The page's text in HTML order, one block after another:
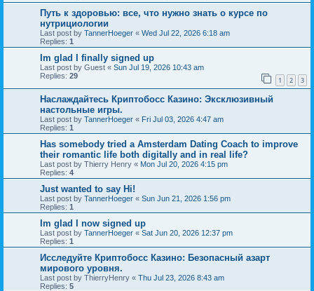
Путь к здоровью: все, что нужно знать о курсе по
нутрициологии
Last post by TannerHoeger « Wed Jul 22, 2026 6:18 am
Replies: 1
Im glad I finally signed up
Last post by Guest « Sun Jul 19, 2026 10:43 am
Replies: 29 1 2 3
Наслаждайтесь Криптобосс Казино: Эксклюзивный
настольные игры.
Last post by TannerHoeger « Fri Jul 03, 2026 4:47 am
Replies: 1
Has somebody tried a Amsterdam Dating Coach to improve
their romantic life both digitally and in real life?
Last post by Thierry Henry « Mon Jul 20, 2026 4:15 pm
Replies: 4
Just wanted to say Hi!
Last post by TannerHoeger « Sun Jun 21, 2026 1:56 pm
Replies: 1
Im glad I now signed up
Last post by TannerHoeger « Sat Jun 20, 2026 12:37 pm
Replies: 1
Исследуйте Криптобосс Казино: Безопасный азарт
мирового уровня.
Last post by ThierryHenry « Thu Jul 23, 2026 8:43 am
Replies: 5